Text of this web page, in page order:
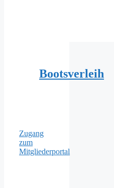
Bootsverleih
Zugang
zum
Mitgliederportal